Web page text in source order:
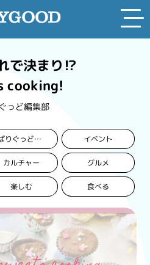
で決まり⁉︎
cooking!
っど編集部
ばりぐっど編集部 イベント
カルチャー グルメ
楽しむ 食べる